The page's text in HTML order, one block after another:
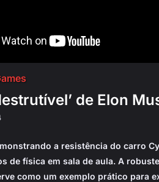
de Elon
a resistência do carro
de física em sala de aula. A
como um exemplo prático para